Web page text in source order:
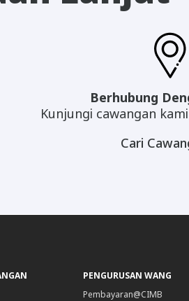
Berhubung
Kunjungi cawangan
Cari
PENGURUSAN WANG
Pembayaran@CIMB